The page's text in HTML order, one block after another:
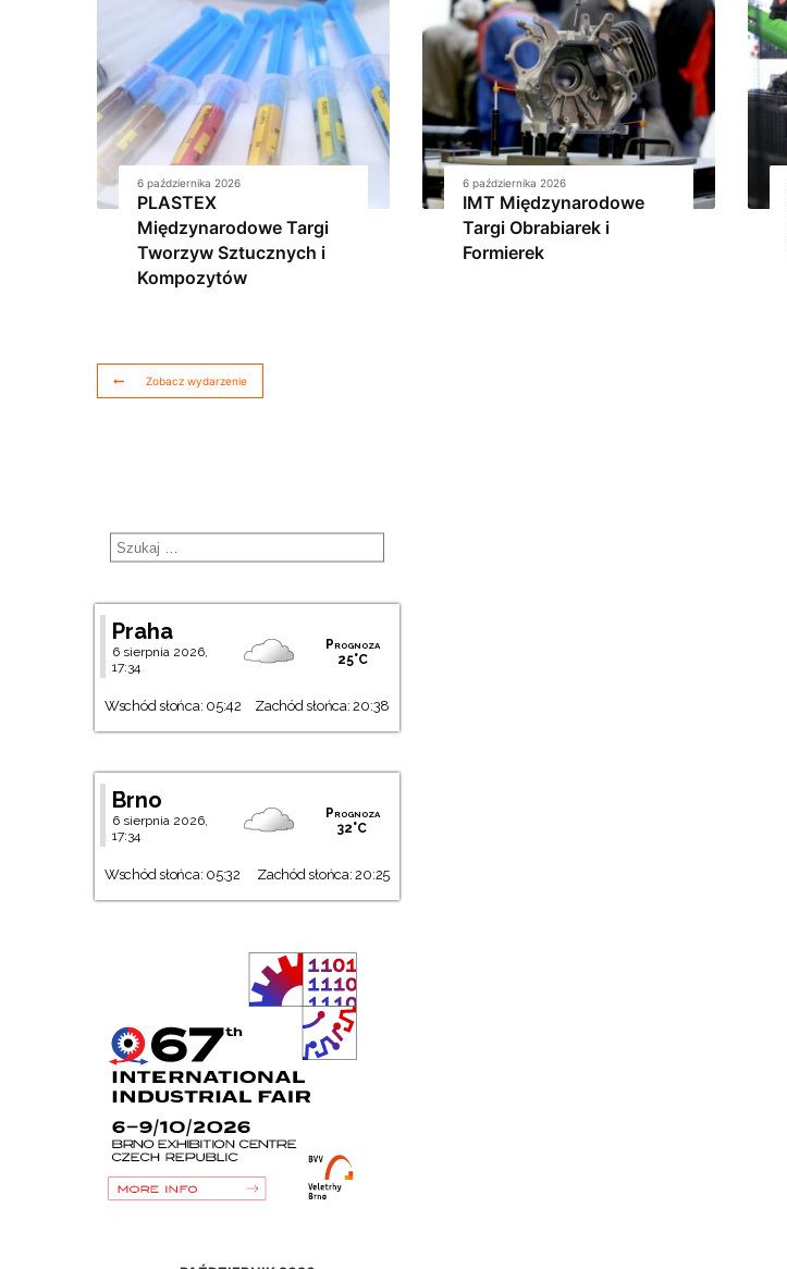
6 października 2026
PLASTEX
Międzynarodowe Targi
Tworzyw Sztucznych i
Kompozytów
6 października 2026
IMT Międzynarodowe
Targi Obrabiarek i
Formierek
Zobacz wydarzenie
Praha
6 sierpnia 2026,
17:34
Prognoza
25°C
Wschód słońca: 05:42 Zachód słońca: 20:38
Brno
6 sierpnia 2026,
17:34
Prognoza
32°C
Wschód słońca: 05:32 Zachód słońca: 20:25